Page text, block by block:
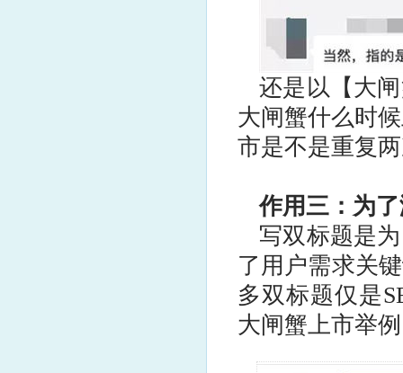
还是以【大
大闸蟹什么时
市是不是重复
作用三：为
写双标题是
了用户需求关
多双标题仅是
大闸蟹上市举